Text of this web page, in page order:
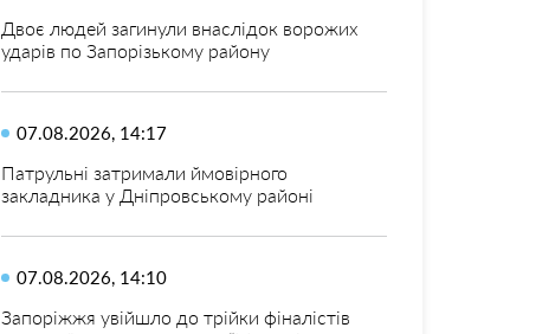
Двоє людей загинули внаслідок ворожих
ударів по Запорізькому району
07.08.2026, 14:17
Патрульні затримали ймовірного
закладника у Дніпровському районі
07.08.2026, 14:10
Запоріжжя увійшло до трійки фіналістів